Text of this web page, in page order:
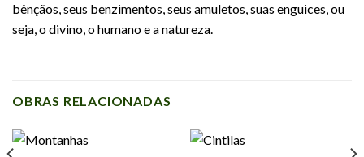
bênçãos, seus benzimentos, seus amuletos, suas enguices, ou
seja, o divino, o humano e a natureza.
OBRAS RELACIONADAS